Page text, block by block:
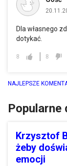
Dla własnego
dotykać.
8 8
NAJLEPSZE
Popularne
Krzysztof
żeby
emocji